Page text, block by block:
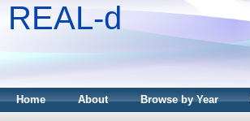
REAL-d
Home About Browse by Year